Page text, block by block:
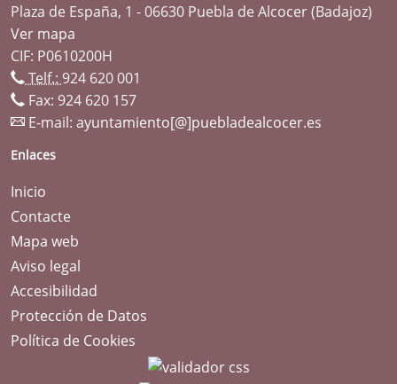
Plaza de España, 1 - 06630 Puebla de Alcocer (Badajoz)
Ver mapa
CIF: P0610200H
Telf.: 924 620 001
Fax: 924 620 157
E-mail: ayuntamiento[@]puebladealcocer.es
Enlaces
Inicio
Contacte
Mapa web
Aviso legal
Accesibilidad
Protección de Datos
Política de Cookies